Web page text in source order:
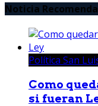
Noticia
Política San
Como
si fueran